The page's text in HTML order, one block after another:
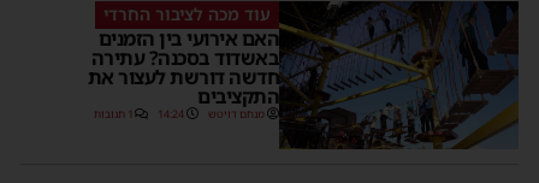
עוד מכה לציבור החרדי
האם אירועי בין הזמנים
באשדוד בסכנה? עתירה
חדשה דורשת לעצור את
התקציבים
מנחם דויטש 14:24 1 תגובות